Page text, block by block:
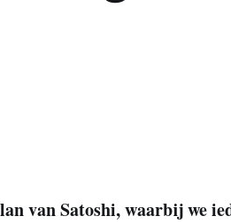
van Satoshi, waarbij we